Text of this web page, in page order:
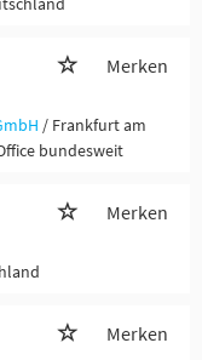
Merken
/ Frankfurt am
bundesweit
Merken
Merken